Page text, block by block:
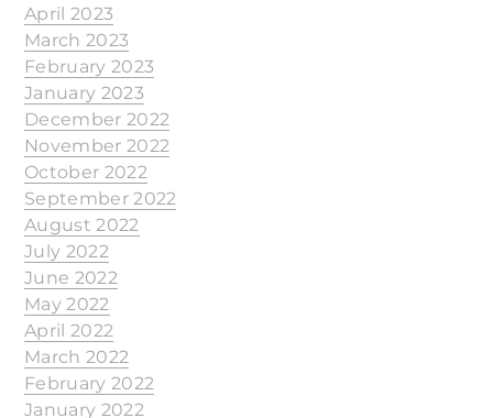
April 2023
March 2023
February 2023
January 2023
December 2022
November 2022
October 2022
September 2022
August 2022
July 2022
June 2022
May 2022
April 2022
March 2022
February 2022
January 2022